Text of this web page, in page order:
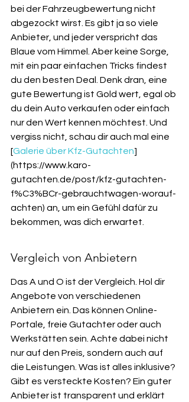
bei der Fahrzeugbewertung nicht
abgezockt wirst. Es gibt ja so viele
Anbieter, und jeder verspricht das
Blaue vom Himmel. Aber keine Sorge,
mit ein paar einfachen Tricks findest
du den besten Deal. Denk dran, eine
gute Bewertung ist Gold wert, egal ob
du dein Auto verkaufen oder einfach
nur den Wert kennen möchtest. Und
vergiss nicht, schau dir auch mal eine
[Galerie über Kfz-Gutachten]
(https://www.karo-
gutachten.de/post/kfz-gutachten-
f%C3%BCr-gebrauchtwagen-worauf-
achten) an, um ein Gefühl dafür zu
bekommen, was dich erwartet.
Vergleich von Anbietern
Das A und O ist der Vergleich. Hol dir
Angebote von verschiedenen
Anbietern ein. Das können Online-
Portale, freie Gutachter oder auch
Werkstätten sein. Achte dabei nicht
nur auf den Preis, sondern auch auf
die Leistungen. Was ist alles inklusive?
Gibt es versteckte Kosten? Ein guter
Anbieter ist transparent und erklärt